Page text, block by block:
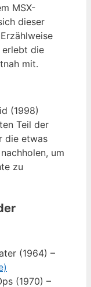
MSX-
dieser
erlebt die
mit.
(1998)
Teil der
die etwas
um
zu
(1964) –
(1970) –